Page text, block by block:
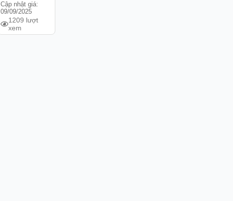
Cập nhật giá:
09/09/2025
1209 lượt
xem